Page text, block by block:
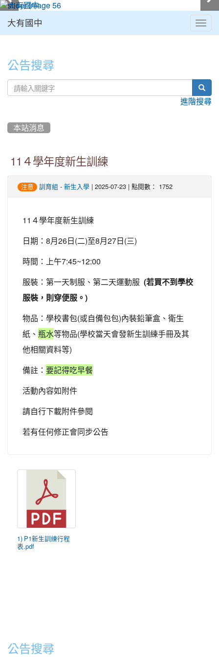
大有國中
公告搜尋
進階搜尋
本站消息
11４學年度新生訓練
注意 訓育組 - 新生入學 | 2025-07-23 | 點閱數： 1752
11４學年度新生訓練
日期：8月26日(二)至8月27日(三)
時間：上午7:45~12:00
服裝：第一天制服、第二天運動服 (若買不到學校
服裝，則穿便服。)
物品：學校書包(或自備包包)內裝鉛筆盒、衛生
紙、 瓶水等物品(學校當天會發新生訓練手冊及其
他相關資料等)
備註： 要記得吃早餐
活動內容如附件
請自行下載附件參閱
若有任何修正會同步公告
1) P1新生訓練行程
表.pdf
公告搜尋